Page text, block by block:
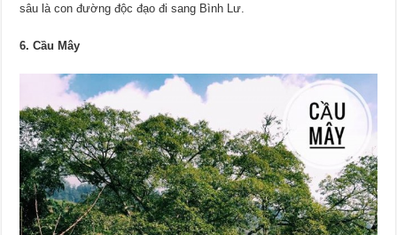
sâu là con đường độc đạo đi sang Bình Lư.
6. Cầu Mây